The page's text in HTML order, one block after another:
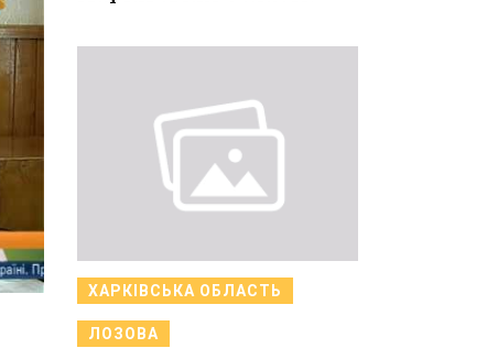
ХАРКІВСЬКА ОБЛАСТЬ
ЛОЗОВА